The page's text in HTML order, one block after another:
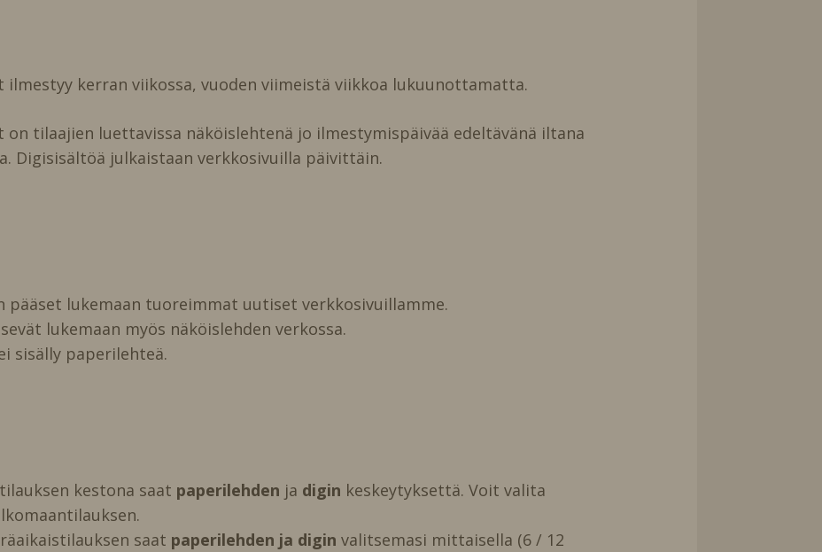
ilmestyy kerran viikossa, vuoden viimeistä viikkoa lukuunottamatta.
on tilaajien luettavissa näköislehtenä jo ilmestymispäivää edeltävänä iltana
Digisisältöä julkaistaan verkkosivuilla päivittäin.
pääset lukemaan tuoreimmat uutiset verkkosivuillamme.
lukemaan myös näköislehden verkossa.
sisälly paperilehteä.
kestona saat paperilehden ja digin keskeytyksettä. Voit valita
saat paperilehden ja digin valitsemasi mittaisella (6 / 12